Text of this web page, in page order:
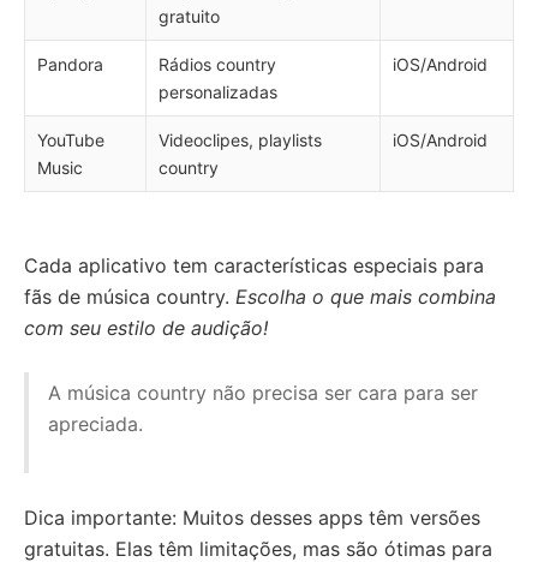
gratuito
Pandora
Rádios country
personalizadas
iOS/Android
YouTube
Music
Videoclipes, playlists
country
iOS/Android
Cada aplicativo tem características especiais para
fãs de música country. Escolha o que mais combina
com seu estilo de audição!
A música country não precisa ser cara para ser
apreciada.
Dica importante: Muitos desses apps têm versões
gratuitas. Elas têm limitações, mas são ótimas para